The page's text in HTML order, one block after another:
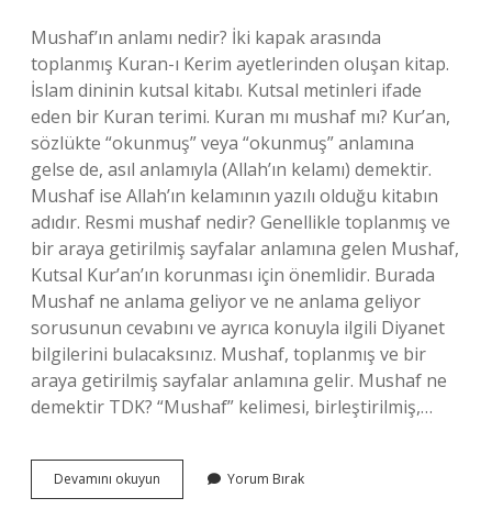
Mushaf’ın anlamı nedir? İki kapak arasında
toplanmış Kuran-ı Kerim ayetlerinden oluşan kitap.
İslam dininin kutsal kitabı. Kutsal metinleri ifade
eden bir Kuran terimi. Kuran mı mushaf mı? Kur’an,
sözlükte “okunmuş” veya “okunmuş” anlamına
gelse de, asıl anlamıyla (Allah’ın kelamı) demektir.
Mushaf ise Allah’ın kelamının yazılı olduğu kitabın
adıdır. Resmi mushaf nedir? Genellikle toplanmış ve
bir araya getirilmiş sayfalar anlamına gelen Mushaf,
Kutsal Kur’an’ın korunması için önemlidir. Burada
Mushaf ne anlama geliyor ve ne anlama geliyor
sorusunun cevabını ve ayrıca konuyla ilgili Diyanet
bilgilerini bulacaksınız. Mushaf, toplanmış ve bir
araya getirilmiş sayfalar anlamına gelir. Mushaf ne
demektir TDK? “Mushaf” kelimesi, birleştirilmiş,…
Devamını okuyun
Ne
Yorum Bırak